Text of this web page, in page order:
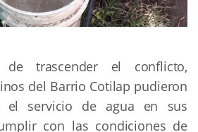
trascender el conflicto,
del Barrio Cotilap pudieron
el servicio de agua en sus
con las condiciones de